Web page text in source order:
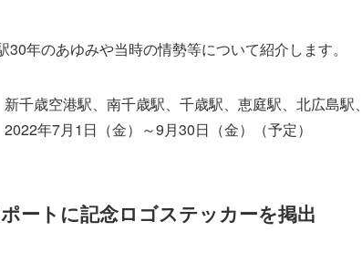
30年のあゆみや当時の情勢等について紹介します。
千歳空港駅、南千歳駅、千歳駅、恵庭駅、北広島駅
年7月1日（金）～9月30日（金）（予定）
ートに記念ロゴステッカーを掲出